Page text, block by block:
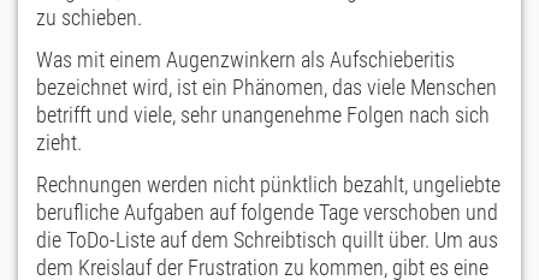
zu schieben.
Was mit einem Augenzwinkern als Aufschieberitis
bezeichnet wird, ist ein Phänomen, das viele Menschen
betrifft und viele, sehr unangenehme Folgen nach sich
zieht.
Rechnungen werden nicht pünktlich bezahlt, ungeliebte
berufliche Aufgaben auf folgende Tage verschoben und
die ToDo-Liste auf dem Schreibtisch quillt über. Um aus
dem Kreislauf der Frustration zu kommen, gibt es eine